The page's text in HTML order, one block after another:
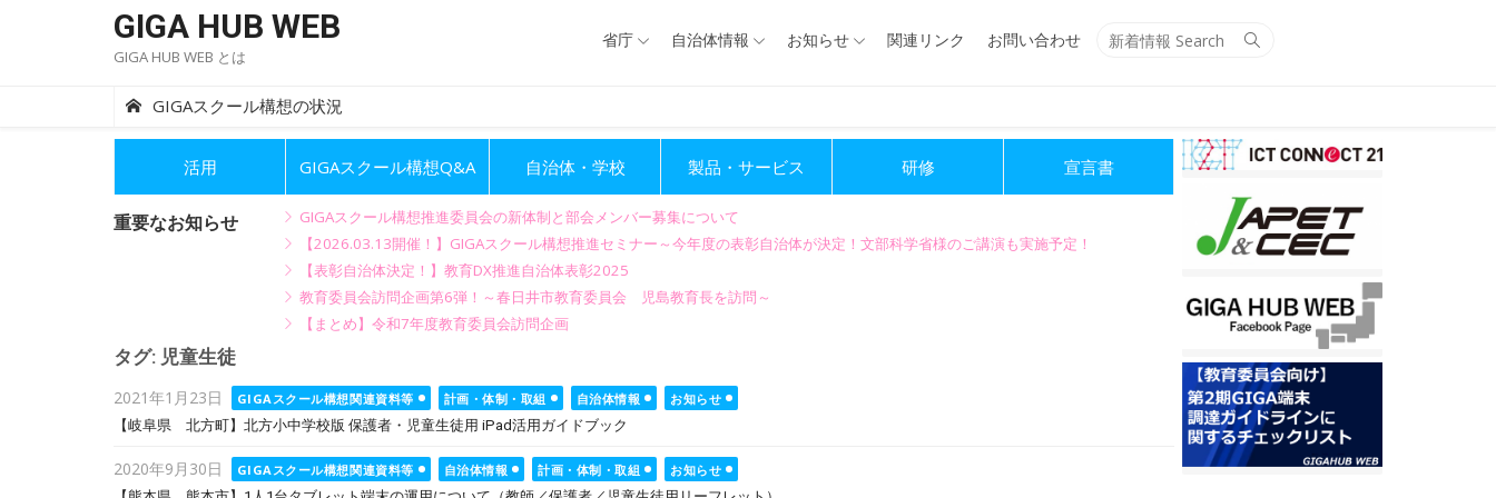
GIGA HUB WEB
GIGA HUB WEB とは
Search
省庁 自治体情報 お知らせ 関連リンク お問い合わせ
GIGAスクール構想の状況
活用 GIGAスクール構想Q&A 自治体・学校 製品・サービス 研修 宣言書
重要なお知らせ
GIGAスクール構想推進委員会の新体制と部会メンバー募集について
【2026.03.13開催！】GIGAスクール構想推進セミナー～今年度の表彰自治体が決定！文部科学省様のご講演も実施予定！
【表彰自治体決定！】教育DX推進自治体表彰2025
教育委員会訪問企画第6弾！～春日井市教育委員会 児島教育長を訪問～
【まとめ】令和7年度教育委員会訪問企画
タグ: 児童生徒
Posted
on
2021年1月23日 GIGAスクール構想関連資料等 計画・体制・取組 自治体情報
お知らせ
【岐阜県 北方町】北方小中学校版 保護者・児童生徒用 iPad活用ガイドブック
Posted
on
2020年9月30日 GIGAスクール構想関連資料等 自治体情報 計画・体制・取組
お知らせ